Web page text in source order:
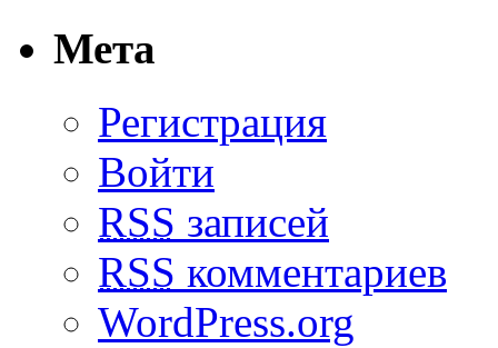
Мета
Регистрация
Войти
RSS записей
RSS комментариев
WordPress.org